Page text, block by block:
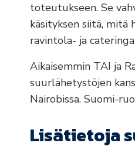
toteutukseen. Se
käsityksen siitä, mitä
ravintola- ja
Aikaisemmin TAI ja
suurlähetystöjen
Nairobissa. Suomi-
Lisätietoja